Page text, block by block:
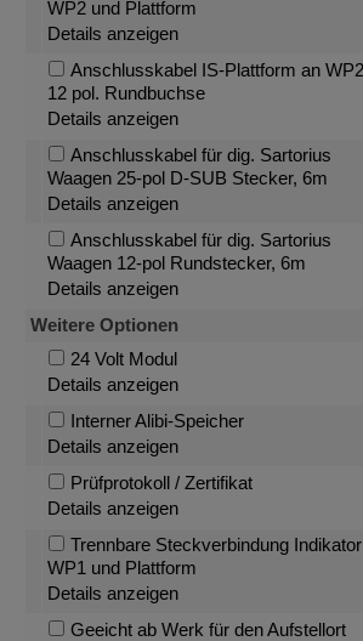
WP2 und Plattform
Details anzeigen
Anschlusskabel IS-Plattform an
12 pol. Rundbuchse
Details anzeigen
Anschlusskabel für dig. Sartorius
Waagen 25-pol D-SUB Stecker, 6m
Details anzeigen
Anschlusskabel für dig. Sartorius
Waagen 12-pol Rundstecker, 6m
Details anzeigen
Weitere Optionen
24 Volt Modul
Details anzeigen
Interner Alibi-Speicher
Details anzeigen
Prüfprotokoll / Zertifikat
Details anzeigen
Trennbare Steckverbindung Indikator
WP1 und Plattform
Details anzeigen
Geeicht ab Werk für den Aufstellort